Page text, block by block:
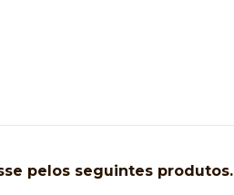
pelos seguintes produtos.